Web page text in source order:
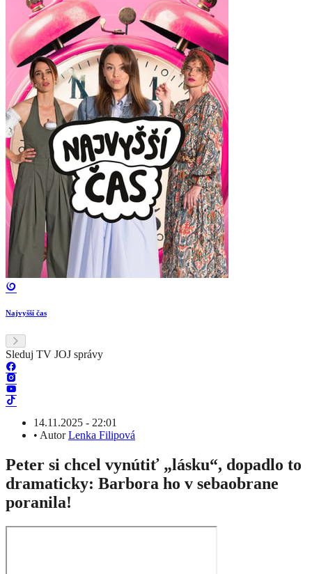
Najvyšší čas
Sleduj TV JOJ správy
14.11.2025 - 22:01
• AutorLenka Filipová
Peter si chcel vynútiť „lásku“, dopadlo to
dramaticky: Barbora ho v sebaobrane
poranila!